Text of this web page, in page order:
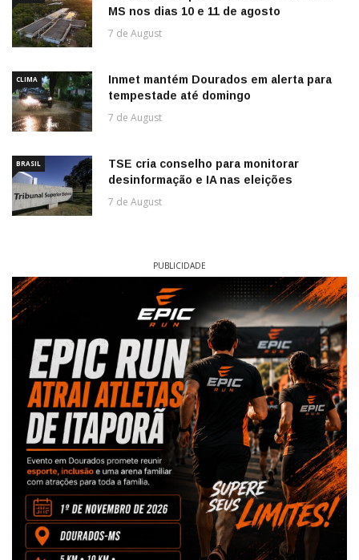
MS nos dias 10 e 11 de agosto
7 de August
CLIMA
Inmet mantém Dourados em alerta para
tempestade até domingo
7 de August
BRASIL
TSE cria conselho para monitorar
desinformação e IA nas eleições
7 de August
PUBLICIDADE